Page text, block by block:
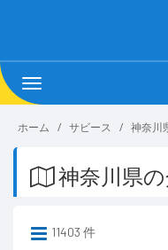
Toggle
navigation
ホーム サビース 神奈川
神奈川県
11403 件